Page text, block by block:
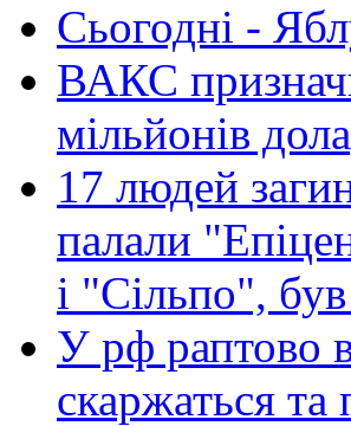
Сьогодні -
ВАКС
мільйонів
17 людей
палали
і "Сільпо",
У рф раптово
скаржаться та